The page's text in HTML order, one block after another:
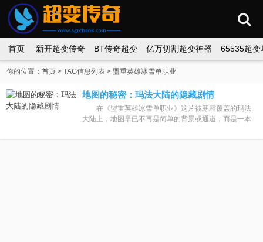
首页 新开超变传奇 BT传奇超变 亿万切割超变神器 65535超变
你的位置：首页 > TAG信息列表 > 盟重英雄冰雪单职业
地图的秘密：玛法大陆的隐藏剧情
在《盟重英雄冰雪单职业》这片被寒霜覆盖的玛法
大陆上，地图早已不再是简单的背景或通道，而是一本
作，只有清一色的战士，手...